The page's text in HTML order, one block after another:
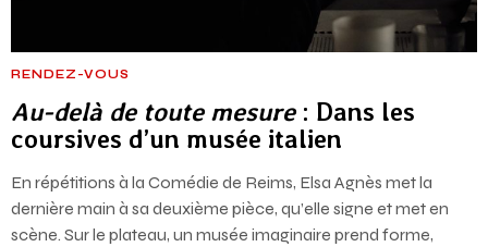
RENDEZ-VOUS
Au-delà de toute mesure: Dans les
coursives d’un musée italien
En répétitions à la Comédie de Reims, Elsa Agnès met la
dernière main à sa deuxième pièce, qu’elle signe et met en
scène. Sur le plateau, un musée imaginaire prend forme,